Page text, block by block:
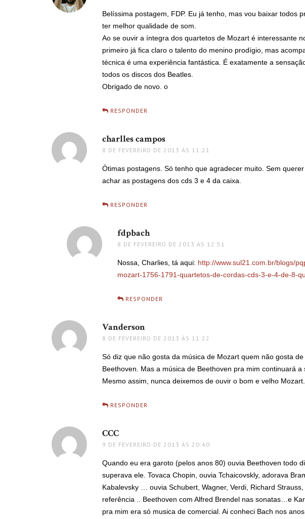
Belíssima postagem, FDP. Eu já tenho, mas vou baixar todos
ter melhor qualidade de som.
Ao se ouvir a íntegra dos quartetos de Mozart é interessante
primeiro já fica claro o talento do menino prodígio, mas
técnica é uma experiência fantástica. É exatamente a
todos os discos dos Beatles.
Obrigado de novo. o
RESPONDER
charlles campos
8 DE FEVEREIRO DE 2013 ÀS 11:21
Ótimas postagens. Só tenho que agradecer muito. Sem
achar as postagens dos cds 3 e 4 da caixa.
RESPONDER
fdpbachdisse:
8 DE FEVEREIRO DE 2013 ÀS 12:51
Nossa, Charlies, tá aqui: http://www.sul21.com.br/blogs/
mozart-1756-1791-quartetos-de-cordas-cds-3-e-4-de-8-
RESPONDER
Vanderson
8 DE FEVEREIRO DE 2013 ÀS 11:22
Só diz que não gosta da música de Mozart quem não gosta
Beethoven. Mas a música de Beethoven pra mim continuará
Mesmo assim, nunca deixemos de ouvir o bom e velho Mozart.
RESPONDER
CCC
9 DE FEVEREIRO DE 2013 ÀS 20:40
Quando eu era garoto (pelos anos 80) ouvia Beethoven todo
superava ele. Tovaca Chopin, ouvia Tchaicovskly, adorava
Kabalevsky … ouvia Schubert, Wagner, Verdi, Richard
referência .. Beethoven com Alfred Brendel nas sonatas…e
pra mim era só musica de comercial. Ai conheci Bach nos